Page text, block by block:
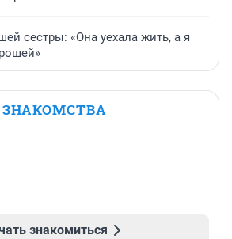
сестры: «Она уехала жить, а я
ЗНАКОМСТВА
знакомиться